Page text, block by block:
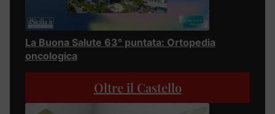
La Buona Salute 63° puntata: Ortopedia
oncologica
Oltre il Castello